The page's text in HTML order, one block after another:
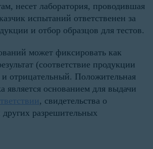
несет лаборатория, проводившая
испытаний ответственен за
и отбор образцов для тестов.
может фиксировать как
(соответствие продукции
отрицательный. Положительная
является основанием для выдачи
, свидетельства о
других разрешительных